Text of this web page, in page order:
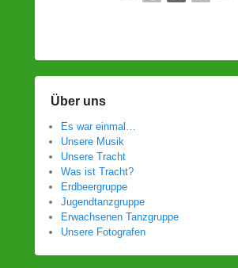
Über uns
Es war einmal…
Unsere Musik
Unsere Tracht
Was ist Tracht?
Erdbeergruppe
Jugendtanzgruppe
Erwachsenen Tanzgruppe
Unsere Fotografen